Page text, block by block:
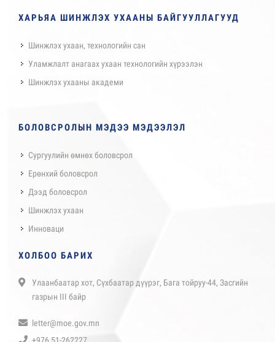
ХАРЬЯА ШИНЖЛЭХ УХААНЫ БАЙГУУЛЛАГУУД
Шинжлэх ухаан, технологийн сан
Уламжлалт анагаах ухаан технологийн хүрээлэн
Шинжлэх ухааны академи
БОЛОВСРОЛЫН МЭДЭЭ МЭДЭЭЛЭЛ
Сургуулийн өмнөх боловсрол
Ерөнхий боловсрол
Дээд боловсрол
Шинжлэх ухаан
Инноваци
ХОЛБОО БАРИХ
Улаанбаатар хот, Сүхбаатар дүүрэг, Бага тойруу-44, Засгийн
газрын III байр
letter@moe.gov.mn